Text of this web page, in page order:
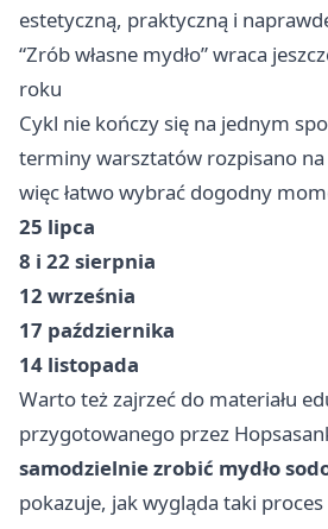
estetyczną, praktyczną i
“Zrób własne mydło” wraca
roku
Cykl nie kończy się na jednym
terminy warsztatów rozpisano na
więc łatwo wybrać dogodny
25 lipca
8 i 22 sierpnia
12 września
17 października
14 listopada
Warto też zajrzeć do materiału
przygotowanego przez
samodzielnie zrobić mydło
pokazuje, jak wygląda taki